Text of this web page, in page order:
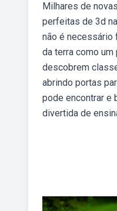
Milhares de
perfeitas de 3d
não é necessário
da terra como
descobrem
abrindo portas
pode encontrar e
divertida de